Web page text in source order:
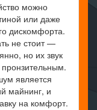
можно
или даже
дискомфорта.
не стоит —
но их звук
является
майнинг, и
на комфорт.